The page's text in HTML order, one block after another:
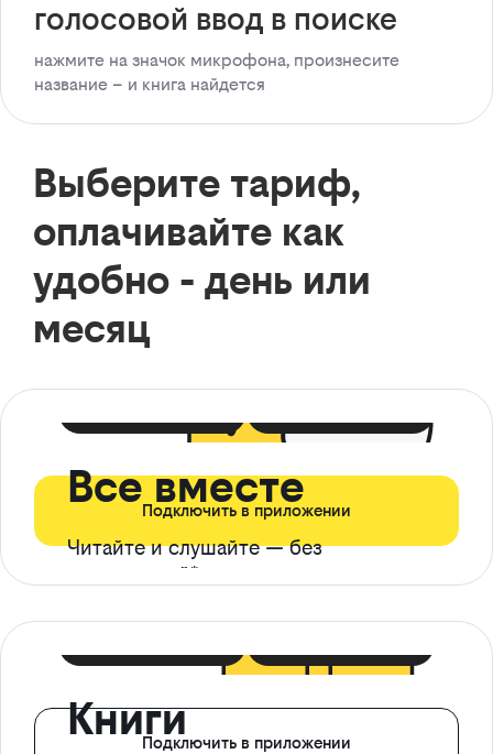
голосовой ввод в поиске
нажмите на значок микрофона, произнесите
название – и книга найдется
Выберите тариф,
оплачивайте как
удобно - день или
месяц
Все вместе
Читайте и слушайте — без
ограничений*
Подключить в приложении
КнигиПодключить в приложении